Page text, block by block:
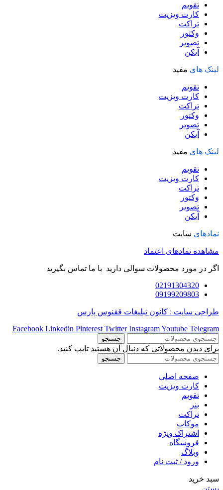
تقویم
کارت ویزیت
تراکت
وکتور
تصویر
آیکن
لینک های مفید
تقویم
کارت ویزیت
تراکت
وکتور
تصویر
آیکن
لینک های مفید
تقویم
کارت ویزیت
تراکت
وکتور
تصویر
آیکن
نمادهای سایت
مشاهده نمادهای اعتماد
اگر در مورد محصولات سوالی دارید با ما تماس بگیرید
02191304320
09199209803
طراحی سایت : کانون تبلیغات ققنوس پارس
Facebook Linkedin Pinterest Twitter InstagramYoutube Telegram
جستجو
برای دیدن محصولاتی که دنبال آن هستید تایپ کنید.
جستجو
صفحه اصلی
کارت ویزیت
تقویم
بنر
تراکت
موکاپ
اشتراک ویژه
فروشگاه
وبلاگ
ورود / ثبت نام
سبد خرید